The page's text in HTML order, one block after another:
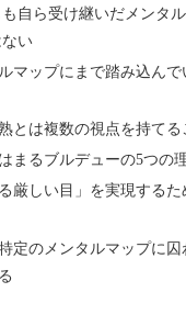
も自ら受け継いだメンタ
い
マップにまで踏み込ん
とは複数の視点を持てる
まるブルデューの5つの
厳しい目」を実現する
定のメンタルマップに囚